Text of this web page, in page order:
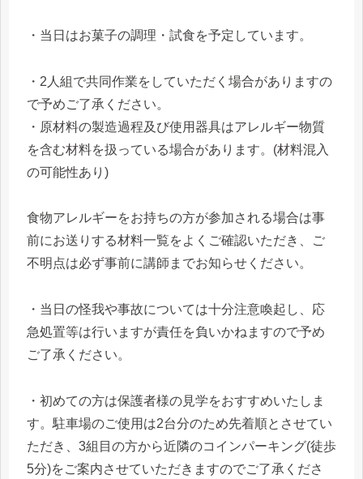
・当日はお菓子の調理・試食を予定しています。
・2人組で共同作業をしていただく場合がありますの
で予めご了承ください。
・原材料の製造過程及び使用器具はアレルギー物質
を含む材料を扱っている場合があります。(材料混入
の可能性あり)
食物アレルギーをお持ちの方が参加される場合は事
前にお送りする材料一覧をよくご確認いただき、ご
不明点は必ず事前に講師までお知らせください。
・当日の怪我や事故については十分注意喚起し、応
急処置等は行いますが責任を負いかねますので予め
ご了承ください。
・初めての方は保護者様の見学をおすすめいたしま
す。駐車場のご使用は2台分のため先着順とさせてい
ただき、3組目の方から近隣のコインパーキング(徒歩
5分)をご案内させていただきますのでご了承くださ